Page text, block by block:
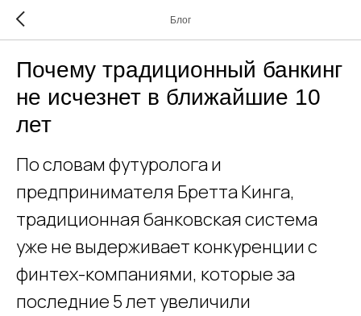
Блог
Почему традиционный банкинг
не исчезнет в ближайшие 10
лет
По словам футуролога и
предпринимателя Бретта Кинга,
традиционная банковская система
уже не выдерживает конкуренции с
финтех-компаниями, которые за
последние 5 лет увеличили